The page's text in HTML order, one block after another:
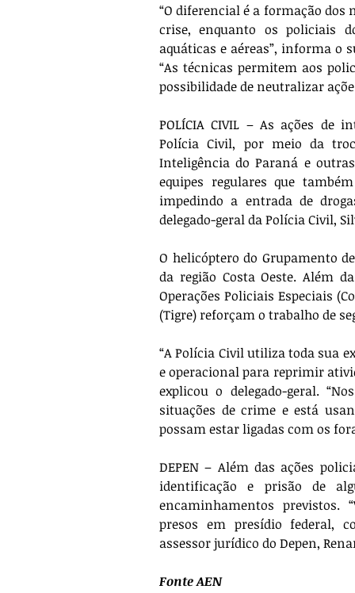
“O diferencial é a formação dos
crise, enquanto os policiais
aquáticas e aéreas”, informa o
“As técnicas permitem aos
possibilidade de neutralizar
POLÍCIA CIVIL – As ações de
Polícia Civil, por meio da
Inteligência do Paraná e
equipes regulares que
impedindo a entrada de
delegado-geral da Polícia Civil,
O helicóptero do Grupamento
da região Costa Oeste. Além
Operações Policiais Especiais
(Tigre) reforçam o trabalho de
“A Polícia Civil utiliza toda sua
e operacional para reprimir
explicou o delegado-geral.
situações de crime e está
possam estar ligadas com os
DEPEN – Além das ações
identificação e prisão de
encaminhamentos previstos.
presos em presídio federal,
assessor jurídico do Depen,
Fonte AEN